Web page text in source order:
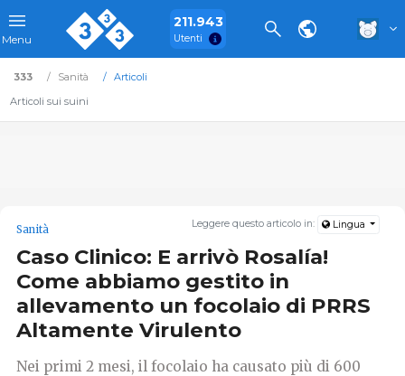
Menu
211.943
Utenti
333 Sanità
Articoli
Articoli sui suini
Leggere questo articolo in: Lingua
Sanità
Caso Clinico: E arrivò Rosalía!
Come abbiamo gestito in
allevamento un focolaio di PRRS
Altamente Virulento
Nei primi 2 mesi, il focolaio ha causato più di 600